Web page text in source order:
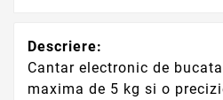
Descriere:
Cantar electronic de
maxima de 5 kg si o